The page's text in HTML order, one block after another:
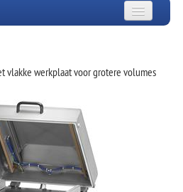
vlakke werkplaat voor grotere volumes